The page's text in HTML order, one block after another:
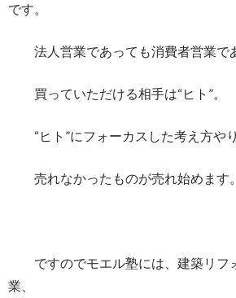
です。
法人営業であっても消費者営業で
買っていただける相手は“ヒト”。
“ヒト”にフォーカスした考え方や
売れなかったものが売れ始めます。
ですのでモエル塾には、建築リフ
業、